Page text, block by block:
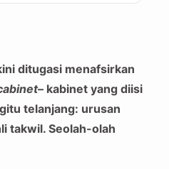
ditugasi menafsirkan
– kabinet yang diisi
telanjang: urusan
takwil. Seolah-olah